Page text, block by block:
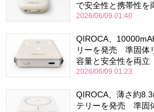
で安全性と携帯性を
2026/06/09 01:40
QIROCA、
リーを発売 準固体
容量と安全性を両立
2026/06/09 01:23
QIROCA、薄さ約
テリーを発売 準固